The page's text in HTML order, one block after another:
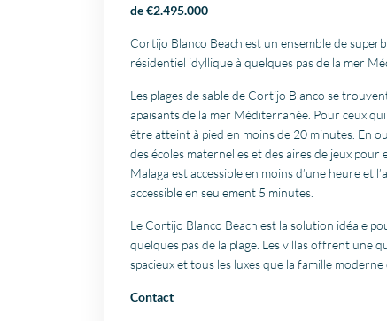
de €2.495.000
Cortijo Blanco Beach est un ensemble de
résidentiel idyllique à quelques pas de la mer
Les plages de sable de Cortijo Blanco se
apaisants de la mer Méditerranée. Pour ceux
être atteint à pied en moins de 20 minutes. En
des écoles maternelles et des aires de jeux
Malaga est accessible en moins d’une heure et
accessible en seulement 5 minutes.
Le Cortijo Blanco Beach est la solution idéale
quelques pas de la plage. Les villas offrent une
spacieux et tous les luxes que la famille moderne
Contact